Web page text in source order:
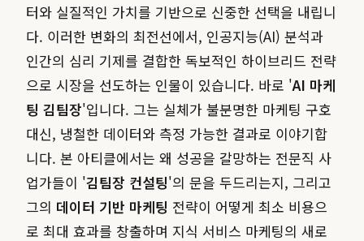
터와 실질적인 가치를 기반으로 신중한 선택을 내립니
다. 이러한 변화의 최전선에서, 인공지능(AI) 분석과
인간의 심리 기제를 결합한 독보적인 하이브리드 전략
으로 시장을 선도하는 인물이 있습니다. 바로 'AI 마케
팅 김팀장'입니다. 그는 실체가 불분명한 마케팅 구호
대신, 냉철한 데이터와 측정 가능한 결과로 이야기합
니다. 본 아티클에서는 왜 성공을 갈망하는 전문직 사
업가들이 '김팀장 컨설팅'의 문을 두드리는지, 그리고
그의 데이터 기반 마케팅 전략이 어떻게 최소 비용으
로 최대 효과를 창출하며 지식 서비스 마케팅의 새로